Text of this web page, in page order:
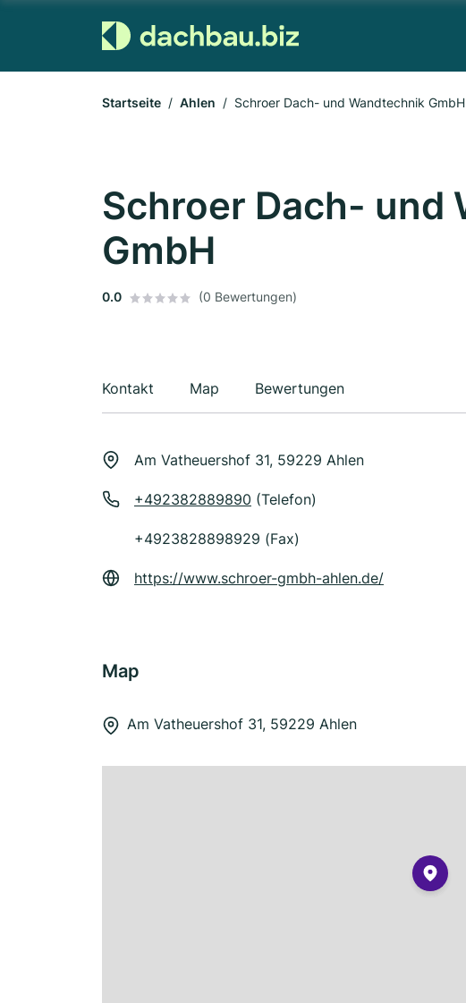
Startseite Ahlen Schroer Dach- und Wandtechnik GmbH
Schroer Dach- und
GmbH
0.0 (0 Bewertungen)
Kontakt Map Bewertungen
Am Vatheuershof 31, 59229 Ahlen
+492382889890 (Telefon)
+4923828898929 (Fax)
https://www.schroer-gmbh-ahlen.de/
Map
Am Vatheuershof 31, 59229 Ahlen